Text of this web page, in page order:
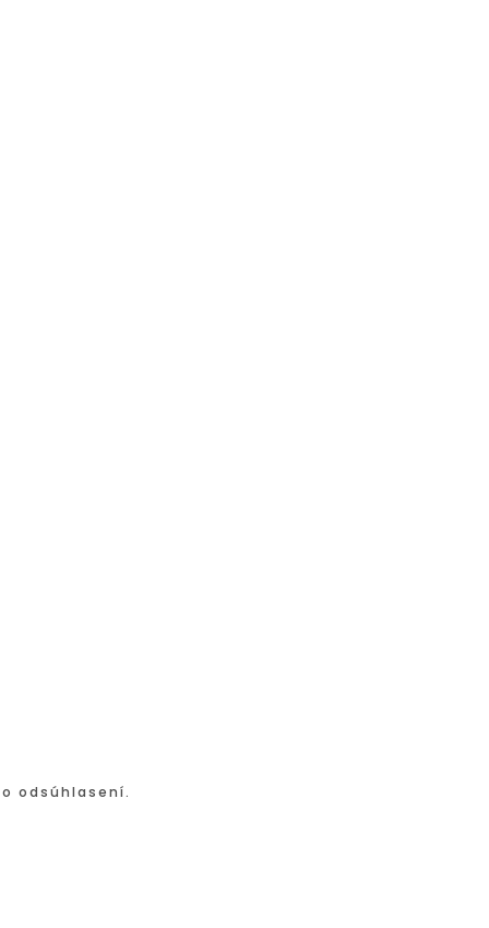
odsúhlasení.